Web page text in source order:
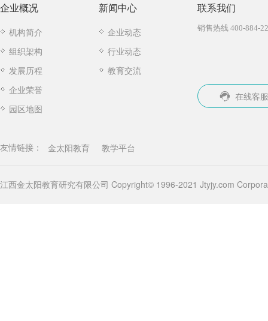
企业概况
机构简介
组织架构
发展历程
企业荣誉
园区地图
新闻中心
企业动态
行业动态
教育交流
联系我们
销售热线 400-884-
在线客服
友情链接： 金太阳教育 教学平台
江西金太阳教育研究有限公司 Copyright© 1996-2021 Jtyjy.com